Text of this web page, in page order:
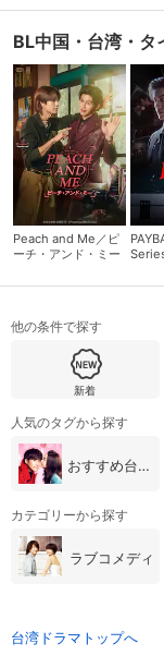
購入明細
Myクーポン
購入履歴
お気に入り
視聴年齢制限
パスコード設定
BL中国・台湾・タ
Peach and Me／ピ
ーチ・アンド・ミー
他の条件で探す
新着
人気のタグから探す
おすすめ台湾・中国ドラマ
カテゴリーから探す
ラブコメディ
台湾ドラマトップへ